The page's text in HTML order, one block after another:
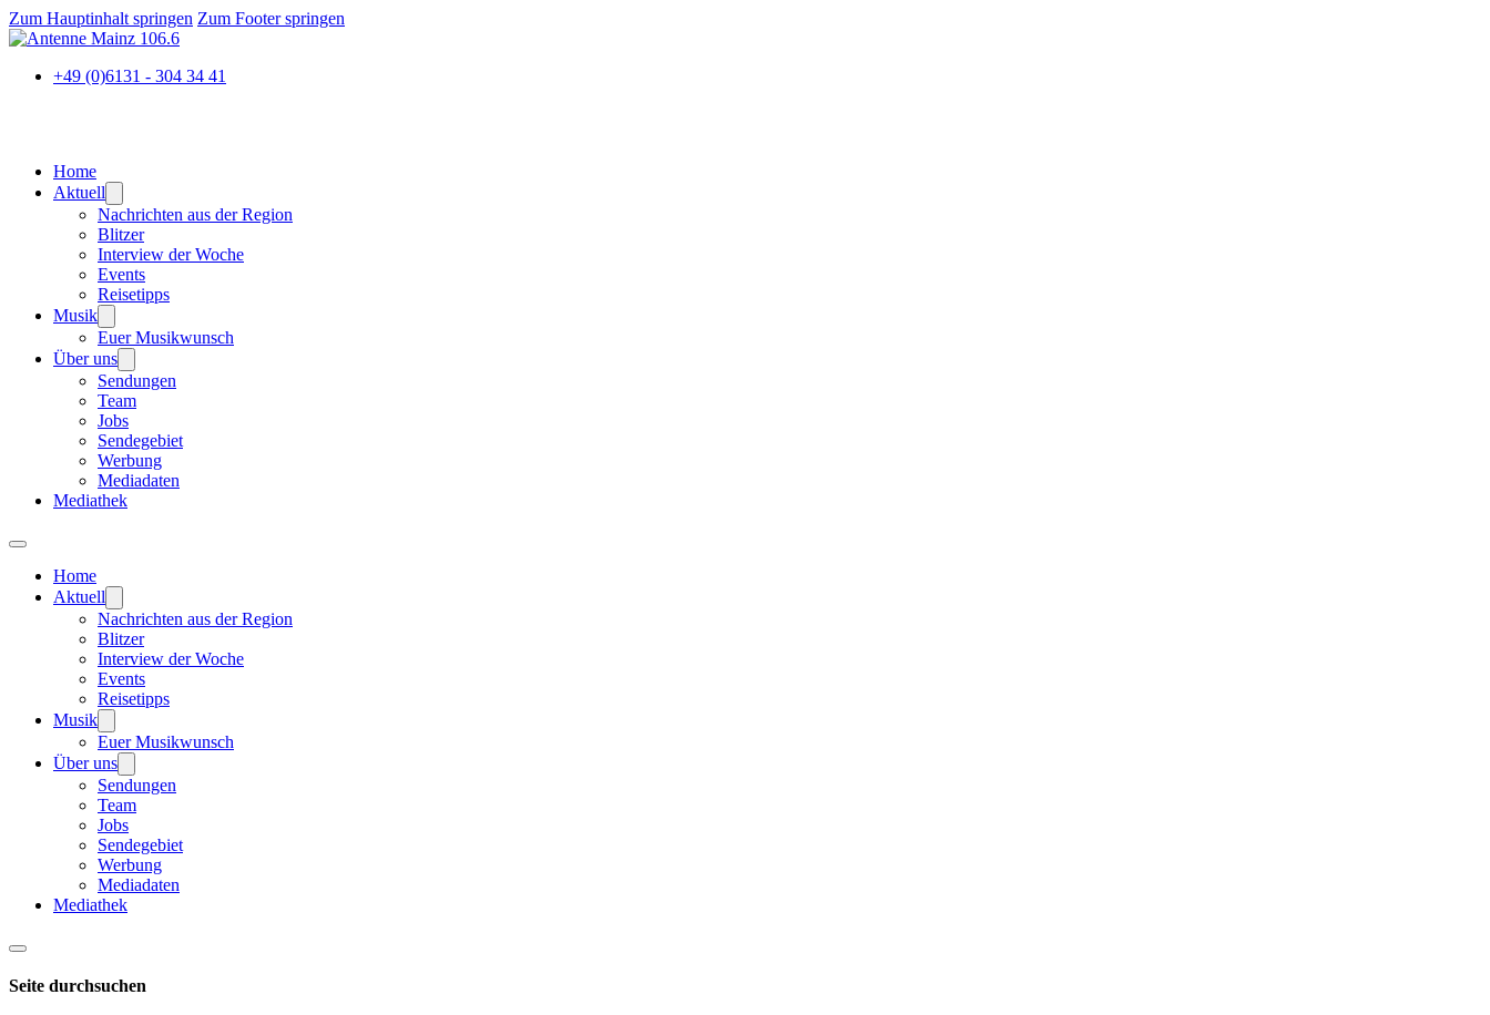
Zum Hauptinhalt springen Zum Footer springen
+49 (0)6131 - 304 34 41
Home
Aktuell
Nachrichten aus der Region
Blitzer
Interview der Woche
Events
Reisetipps
Musik
Euer Musikwunsch
Über uns
Sendungen
Team
Jobs
Sendegebiet
Werbung
Mediadaten
Mediathek
Home
Aktuell
Nachrichten aus der Region
Blitzer
Interview der Woche
Events
Reisetipps
Musik
Euer Musikwunsch
Über uns
Sendungen
Team
Jobs
Sendegebiet
Werbung
Mediadaten
Mediathek
Seite durchsuchen